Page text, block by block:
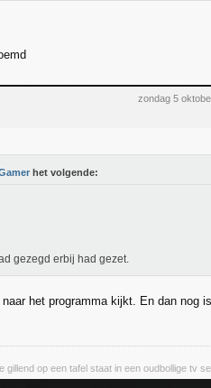
zondag 5
het volgende:
gezegd erbij had gezet.
het programma kijkt. En dan nog
op een tafel staat in een oudbollige tv